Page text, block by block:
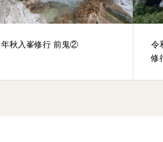
年秋入峯修行 前鬼②
令
修